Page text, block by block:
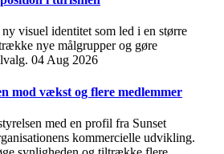
visuel identitet som led i en større
nye målgrupper og gøre
04 Aug 2026
mod vækst og flere medlemmer
med en profil fra Sunset
kommercielle udvikling.